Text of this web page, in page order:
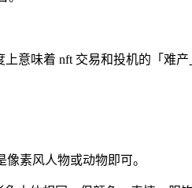
意味着 nft 交易和投机的「难产
素风人物或动物即可。